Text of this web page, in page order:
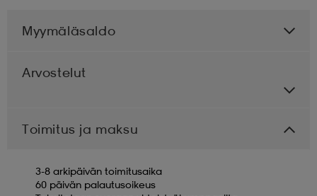
Myymäläsaldo
Arvostelut
Toimitus ja maksu
3-8 arkipäivän toimitusaika
60 päivän palautusoikeus